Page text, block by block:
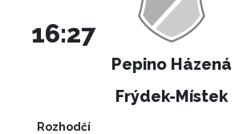
16:27
Pepino Házená
Frýdek-Místek
Rozhodčí